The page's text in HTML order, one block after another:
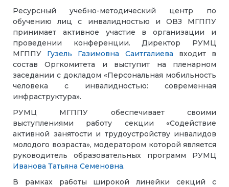
Ресурсный учебно-методический центр по
обучению лиц с инвалидностью и ОВЗ МГППУ
принимает активное участие в организации и
проведении конференции. Директор РУМЦ
МГППУ Гузель Газимовна Саитгалиева входит в
состав Оргкомитета и выступит на пленарном
заседании с докладом «Персональная мобильность
человека с инвалидностью: современная
инфраструктура».
РУМЦ МГППУ обеспечивает своими
выступлениями работу секции «Содействие
активной занятости и трудоустройству инвалидов
молодого возраста», модератором которой является
руководитель образовательных программ РУМЦ
Иванова Татьяна Семеновна.
В рамках работы широкой линейки секций с